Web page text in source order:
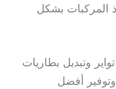
المركبات بشكل
وتبديل بطاريات
وتوفير أفضل